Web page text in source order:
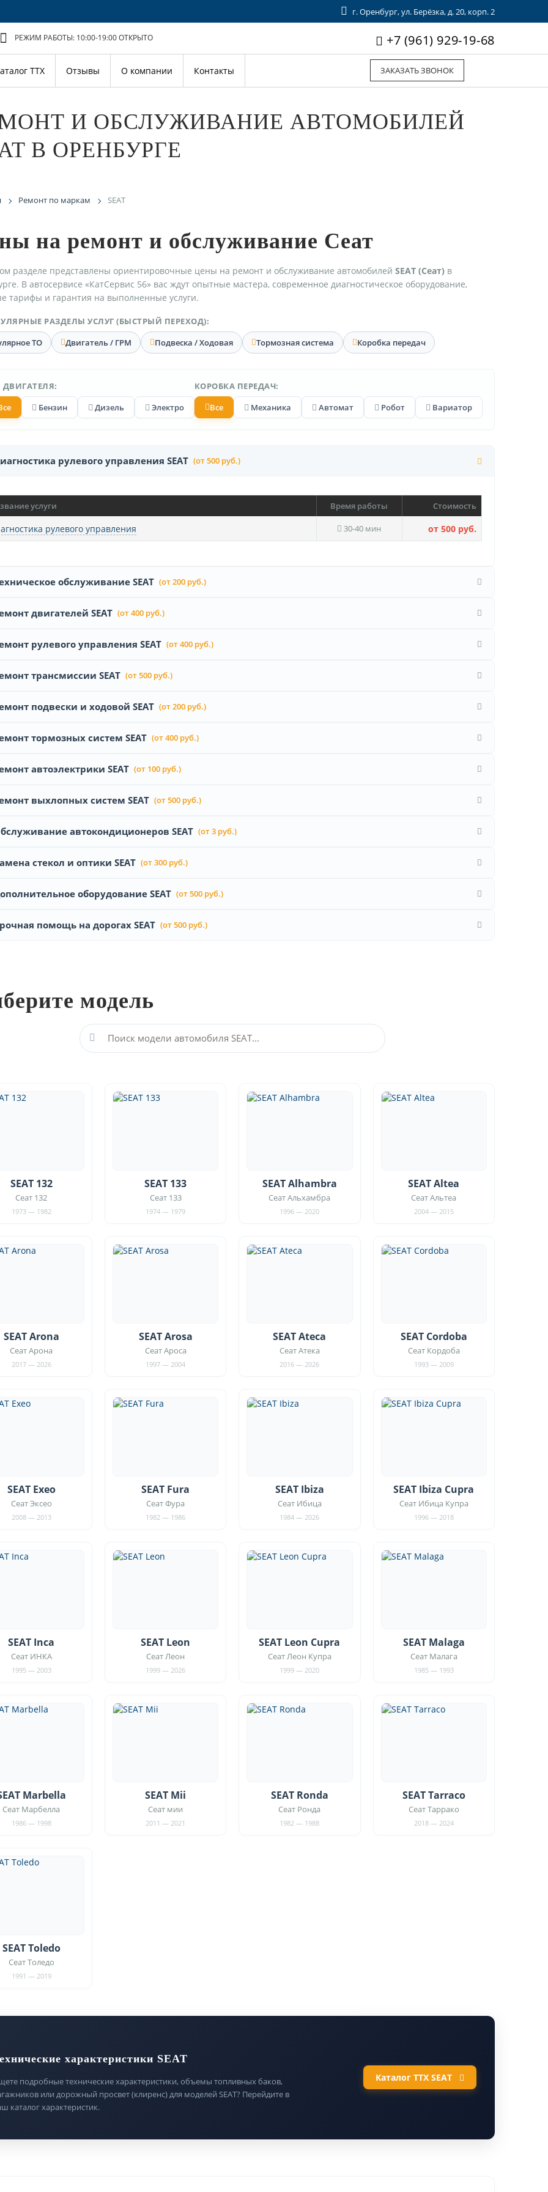
г. Оренбург, ул. Берёзка, д. 20, корп. 2
+7 (961) 929-19-68
РЕЖИМ РАБОТЫ: 10:00-19:00ОТКРЫТО
ЗАКАЗАТЬ ЗВОНОК
ТТХ Отзывы О компании Контакты
И ОБСЛУЖИВАНИЕ АВТОМОБИЛЕЙ
В ОРЕНБУРГЕ
Ремонт по маркам SEAT
на ремонт и обслуживание Сеат
разделе представлены ориентировочные цены на ремонт и обслуживание автомобилей SEAT (Сеат) в
В автосервисе «КатСервис 56» вас ждут опытные мастера, современное диагностическое оборудование,
тарифы и гарантия на выполненные услуги.
РАЗДЕЛЫ УСЛУГ (БЫСТРЫЙ ПЕРЕХОД):
ТО
Двигатель / ГРМ Подвеска / Ходовая Тормозная система Коробка передач
ДВИГАТЕЛЯ:
Бензин Дизель Электро
КОРОБКА ПЕРЕДАЧ:
Все
Механика Автомат Робот Вариатор
рулевого управления SEAT (от 500 руб.)
услуги Время работы Стоимость
рулевого управления 30-40 мин от 500 руб.
обслуживание SEAT (от 200 руб.)
двигателей SEAT (от 400 руб.)
рулевого управления SEAT (от 400 руб.)
трансмиссии SEAT (от 500 руб.)
подвески и ходовой SEAT (от 200 руб.)
тормозных систем SEAT (от 400 руб.)
автоэлектрики SEAT (от 100 руб.)
выхлопных систем SEAT (от 500 руб.)
автокондиционеров SEAT (от 3 руб.)
стекол и оптики SEAT (от 300 руб.)
оборудование SEAT (от 500 руб.)
помощь на дорогах SEAT (от 500 руб.)
модель
SEAT 132
Сеат 132
1973 — 1982
SEAT 133
Сеат 133
1974 — 1979
SEAT Alhambra
Сеат Альхамбра
1996 — 2020
SEAT Altea
Сеат Альтеа
2004 — 2015
SEAT Arona
Сеат Арона
2017 — 2026
SEAT Arosa
Сеат Ароса
1997 — 2004
SEAT Ateca
Сеат Атека
2016 — 2026
SEAT Cordoba
Сеат Кордоба
1993 — 2009
SEAT Exeo
Сеат Эксео
2008 — 2013
SEAT Fura
Сеат Фура
1982 — 1986
SEAT Ibiza
Сеат Ибица
1984 — 2026
SEAT Ibiza Cupra
Сеат Ибица Купра
1996 — 2018
SEAT Inca
Сеат ИНКА
1995 — 2003
SEAT Leon
Сеат Леон
1999 — 2026
SEAT Leon Cupra
Сеат Леон Купра
1999 — 2020
SEAT Malaga
Сеат Малага
1985 — 1993
Marbella
Сеат Марбелла
1986 — 1998
SEAT Mii
Сеат мии
2011 — 2021
SEAT Ronda
Сеат Ронда
1982 — 1988
SEAT Tarraco
Сеат Таррако
2018 — 2024
SEAT Toledo
Сеат Толедо
1991 — 2019
характеристики SEAT
подробные технические характеристики, объемы топливных баков,
или дорожный просвет (клиренс) для моделей SEAT? Перейдите в
каталог характеристик.
Каталог ТТХ SEAT